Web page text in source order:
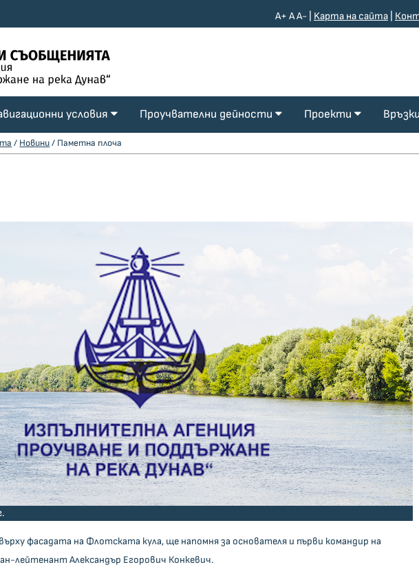
A+ AA- Kарта на сайта
условия Проучвателни дейности Проекти
/ Новини/ Паметна плоча
фасадата на Флотската кула, ще напомня за основателя и първи командир на
лейтенант Александър Егорович Конкевич.